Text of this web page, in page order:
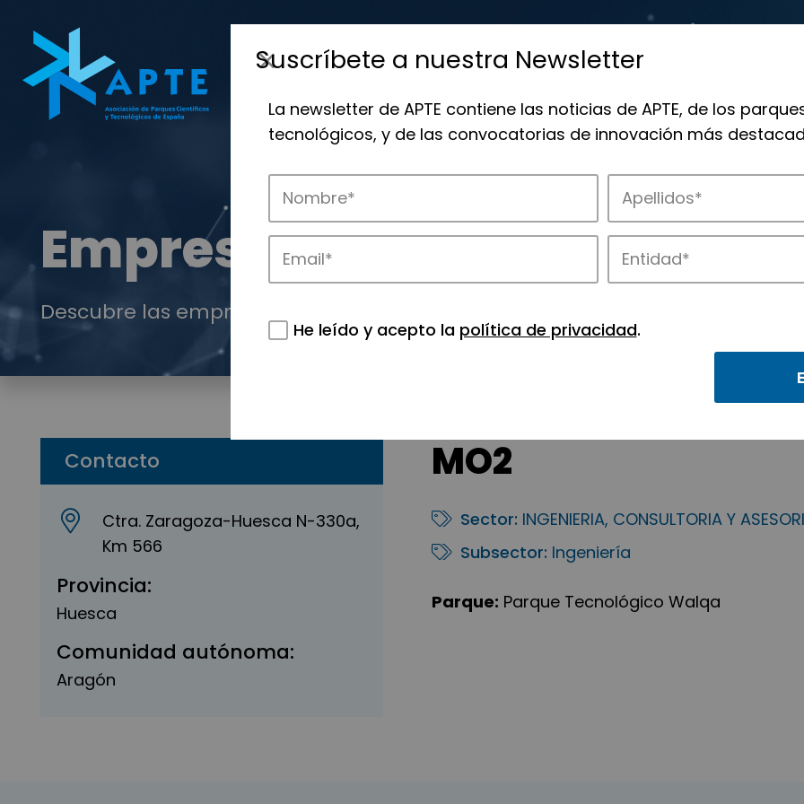
Empresas
Descubre las empresas que impulsan la innovación en los parques de APTE.
Contacto
Ctra. Zaragoza-Huesca N-330a,
Km 566
Provincia:
Huesca
Comunidad autónoma:
Aragón
MO2
Sector: INGENIERIA, CONSULTORIA Y
Subsector: Ingeniería
Parque: Parque Tecnológico Walqa
Suscríbete a nuestra Newsletter
La newsletter de APTE contiene las noticias de APTE, de los
tecnológicos, y de las convocatorias de innovación más
He leído y acepto la política de privacidad.